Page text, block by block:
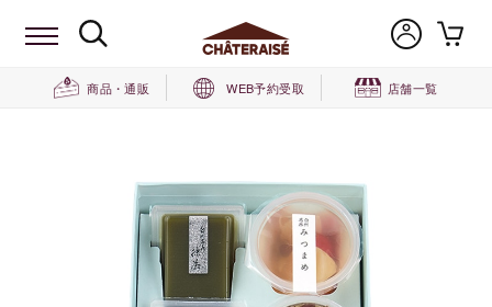
商品・通販 WEB予約受取 店舗一覧